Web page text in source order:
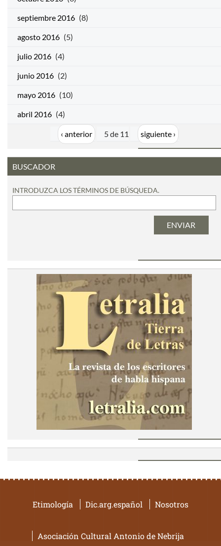
septiembre 2016 (8)
agosto 2016 (5)
julio 2016 (4)
junio 2016 (2)
mayo 2016 (10)
abril 2016 (4)
‹ anterior 5 de 11 siguiente ›
BUSCADOR
INTRODUZCA LOS TÉRMINOS DE BÚSQUEDA.
Etimología Dic.arg.español Nosotros
Asociación Cultural Antonio de Nebrija